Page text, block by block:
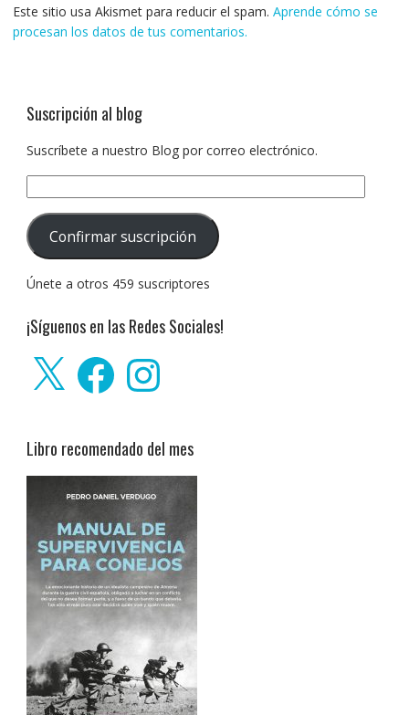
Este sitio usa Akismet para reducir el spam. Aprende cómo se
procesan los datos de tus comentarios.
Suscripción al blog
Suscríbete a nuestro Blog por correo electrónico.
de
correo
electrónico:
Confirmar suscripción
Únete a otros 459 suscriptores
¡Síguenos en las Redes Sociales!
FacebookInstagram
Libro recomendado del mes